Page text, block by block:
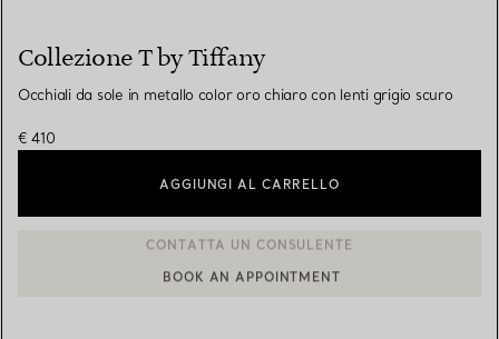
Collezione T by Tiffany
Occhiali da sole in metallo color oro chiaro con lenti grigio scuro
€ 410
AGGIUNGI AL CARRELLO
CONTATTA UN CONSULENTE CLIENTI O PRENOTA UN